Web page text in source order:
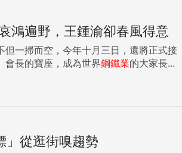
鴻遍野，王鍾渝卻春風得意
但一掃而空，今年十月三日，還將正式接
會長的寶座，成為世界鋼鐵業的大家長...
」從逛街嗅趨勢